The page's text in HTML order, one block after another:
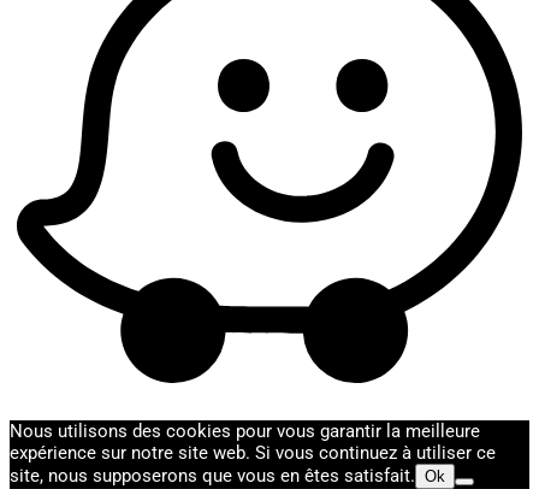
Nous utilisons des cookies pour vous garantir la meilleure
expérience sur notre site web. Si vous continuez à utiliser ce
site, nous supposerons que vous en êtes satisfait. Ok